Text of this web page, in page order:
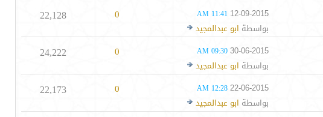
12-09-2015
11:41 AM
بواسطة ابو عبدالمجيد
0
22,128
30-06-2015
09:30 AM
بواسطة ابو عبدالمجيد
0
24,222
22-06-2015
12:28 AM
بواسطة ابو عبدالمجيد
0
22,173